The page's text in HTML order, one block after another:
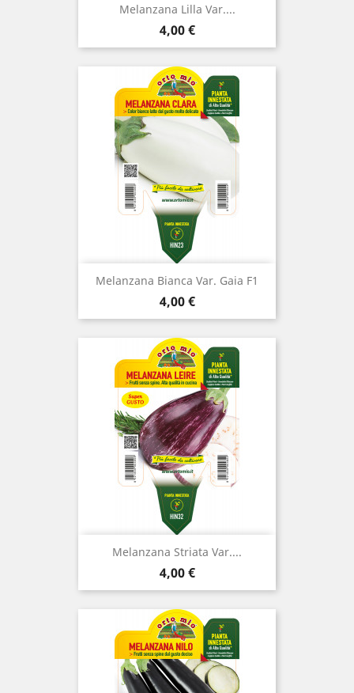
Melanzana Lilla Var....
Prezzo
4,00 €
Melanzana Bianca Var. Gaia F1
Prezzo
4,00 €
Melanzana Striata Var....
Prezzo
4,00 €